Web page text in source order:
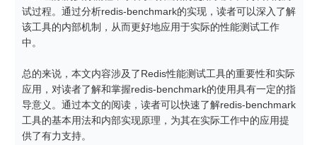
试过程。通过分析redis-benchmark的实现，读者可以深入了解
该工具的内部机制，从而更好地应用于实际的性能测试工作
中。
总的来说，本文内容涉及了Redis性能测试工具的重要性和实际
应用，对读者了解和掌握redis-benchmark的使用具有一定的指
导意义。通过本文的阅读，读者可以快速了解redis-benchmark
工具的基本用法和内部实现原理，为其在实际工作中的应用提
供了有力支持。